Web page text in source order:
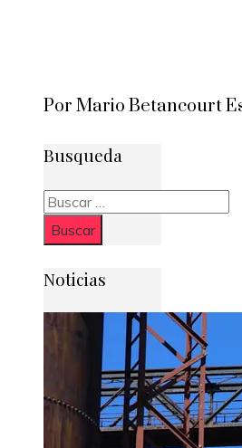
Por Mario Betancourt
Busqueda
Buscar:
Noticias